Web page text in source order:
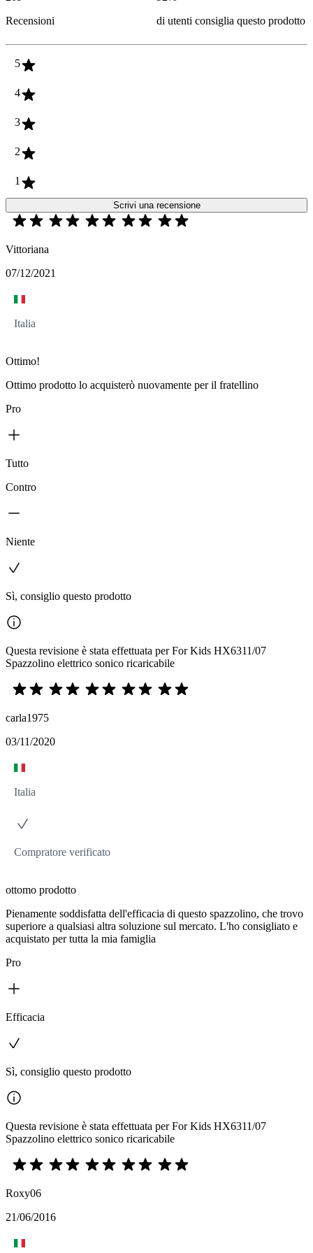
Recensioni
di utenti consiglia questo prodotto
5
4
3
2
1
Scrivi una recensione
Vittoriana
07/12/2021
Italia
Ottimo!
Ottimo prodotto lo acquisterò nuovamente per il fratellino
Pro
Tutto
Contro
Niente
Sì, consiglio questo prodotto
Questa revisione è stata effettuata per For Kids HX6311/07
Spazzolino elettrico sonico ricaricabile
carla1975
03/11/2020
Italia
Compratore verificato
ottomo prodotto
Pienamente soddisfatta dell'efficacia di questo spazzolino, che trovo
superiore a qualsiasi altra soluzione sul mercato. L'ho consigliato e
acquistato per tutta la mia famiglia
Pro
Efficacia
Sì, consiglio questo prodotto
Questa revisione è stata effettuata per For Kids HX6311/07
Spazzolino elettrico sonico ricaricabile
Roxy06
21/06/2016